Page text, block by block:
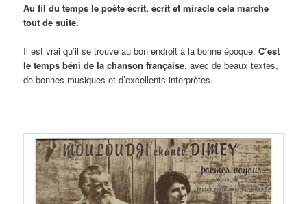
Au fil du temps le poète écrit, écrit et miracle cela marche
tout de suite.
Il est vrai qu’il se trouve au bon endroit à la bonne époque.C’est
le temps béni de la chanson française, avec de beaux textes,
de bonnes musiques et d’excellents interprètes.